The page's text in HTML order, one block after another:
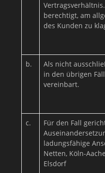
berechtigt, am
des Kunden zu
b.
Als nicht
in den übrigen
vereinbart.
c.
Für den Fall
ladungsfähige
Netten, Köln-
Elsdorf